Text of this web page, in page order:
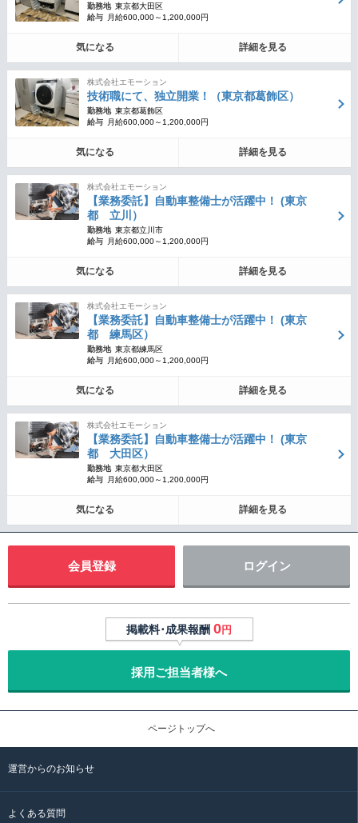
勤務地 東京都大田区
給与
月給600,000～1,200,000円
気になる 詳細を見る
株式会社エモーション
技術職にて、独立開業！（東京都葛飾区）
勤務地 東京都葛飾区
給与
月給600,000～1,200,000円
気になる 詳細を見る
株式会社エモーション
【業務委託】自動車整備士が活躍中！ (東京
都 立川）
勤務地 東京都立川市
給与
月給600,000～1,200,000円
気になる 詳細を見る
株式会社エモーション
【業務委託】自動車整備士が活躍中！ (東京
都 練馬区）
勤務地 東京都練馬区
給与
月給600,000～1,200,000円
気になる 詳細を見る
株式会社エモーション
【業務委託】自動車整備士が活躍中！ (東京
都 大田区）
勤務地 東京都大田区
給与
月給600,000～1,200,000円
気になる 詳細を見る
会員登録 ログイン
掲載料･成果報酬 0円
採用ご担当者様へ
ページトップへ
運営からのお知らせ
よくある質問